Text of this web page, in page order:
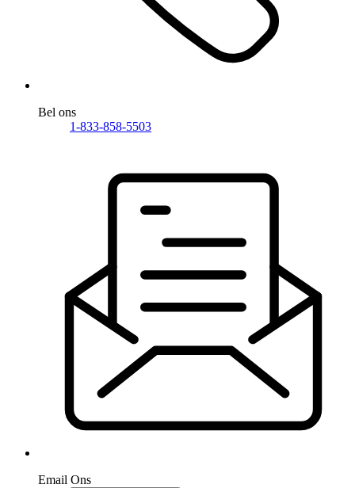
Bel ons
1-833-858-5503
Email Ons